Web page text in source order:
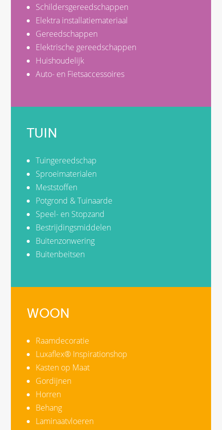
Schildersgereedschappen
Elektra installatiemateriaal
Gereedschappen
Elektrische gereedschappen
Huishoudelijk
Auto- en Fietsaccessoires
TUIN
Tuingereedschap
Sproeimaterialen
Meststoffen
Potgrond & Tuinaarde
Speel- en Stopzand
Bestrijdingsmiddelen
Buitenzonwering
Buitenbeitsen
WOON
Raamdecoratie
Luxaflex® Inspirationshop
Kasten op Maat
Gordijnen
Horren
Behang
Laminaatvloeren